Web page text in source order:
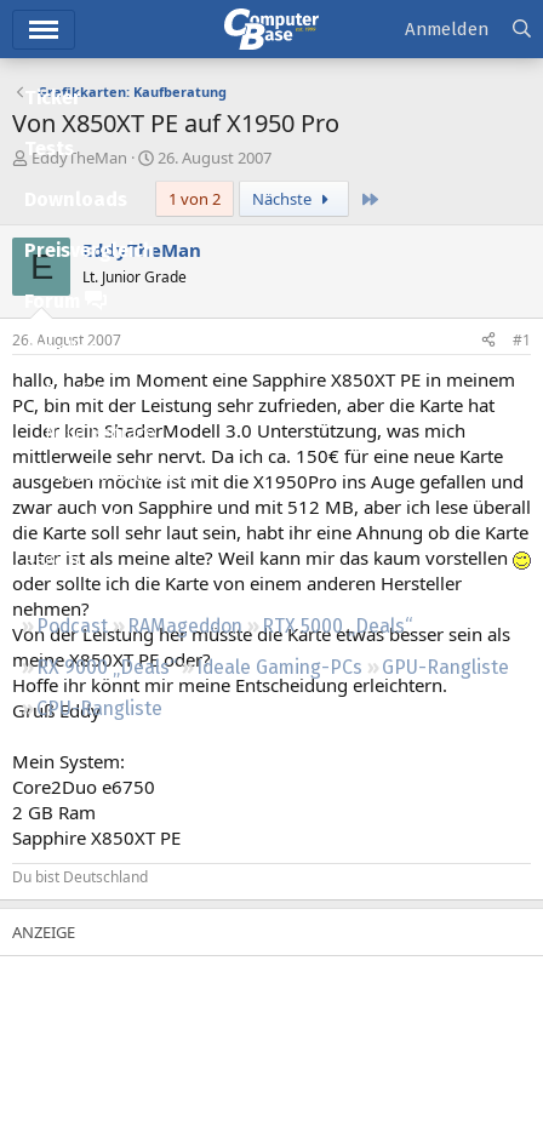
Ticker
Tests
Preisvergleich
Forum
Aktuelles
Empfohlene Inhalte
Neue Beiträge
Neueste Aktivitäten
Leserartikel
Regeln
Podcast RAMageddon
RTX 5000 „Deals“
RX 9000 „Deals“
Ideale Gaming-PCs
GPU-Rangliste
CPU-Rangliste
Anmelden
Grafikkarten: Kaufberatung
Von X850XT PE auf X1950 Pro
E
e
e
EddyTheMan
E
r
t
e
l
m
26. August 2007
1 von 2
Nächste
E EddyTheMan
Lt. Junior Grade
26. August 2007 #1
hallo, habe im Moment eine Sapphire X850XT PE in meinem
PC, bin mit der Leistung sehr zufrieden, aber die Karte hat
leider kein ShaderModell 3.0 Unterstützung, was mich
mittlerweile sehr nervt. Da ich ca. 150€ für eine neue Karte
ausgeben möchte ist mit die X1950Pro ins Auge gefallen und
zwar auch von Sapphire und mit 512 MB, aber ich lese überall
die Karte soll sehr laut sein, habt ihr eine Ahnung ob die Karte
lauter ist als meine alte? Weil kann mir das kaum vorstellen
oder sollte ich die Karte von einem anderen Hersteller
nehmen?
Von der Leistung her müsste die Karte etwas besser sein als
meine X850XT PE oder?
Hoffe ihr könnt mir meine Entscheidung erleichtern.
Gruß Eddy
Mein System:
Core2Duo e6750
2 GB Ram
Sapphire X850XT PE
Du bist Deutschland